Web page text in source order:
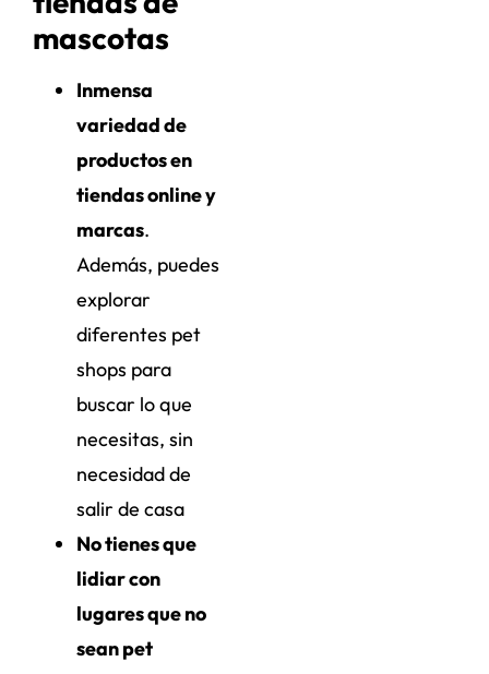
mascotas
Inmensa
variedad de
productos en
tiendas online y
marcas.
Además, puedes
explorar
diferentes pet
shops para
buscar lo que
necesitas, sin
necesidad de
salir de casa
No tienes que
lidiar con
lugares que no
sean pet